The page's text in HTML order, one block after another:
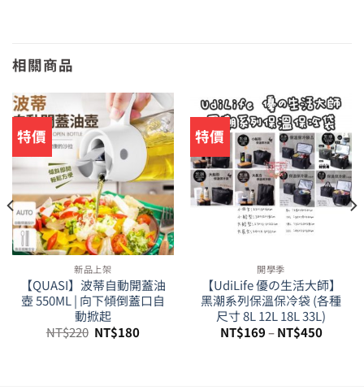
相關商品
特價
新品上架
【QUASI】波蒂自動開蓋油
壺 550ML | 向下傾倒蓋口自
動掀起
NT$220 原
始
NT$180目
特價
開學季
【UdiLife 優の生活大師】
黑潮系列保溫保冷袋 (各種
尺寸 8L 12L 18L 33L)
NT$169–NT$450